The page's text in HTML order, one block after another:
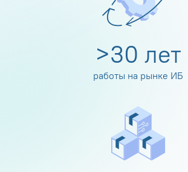
>30 лет
работы на рынке ИБ